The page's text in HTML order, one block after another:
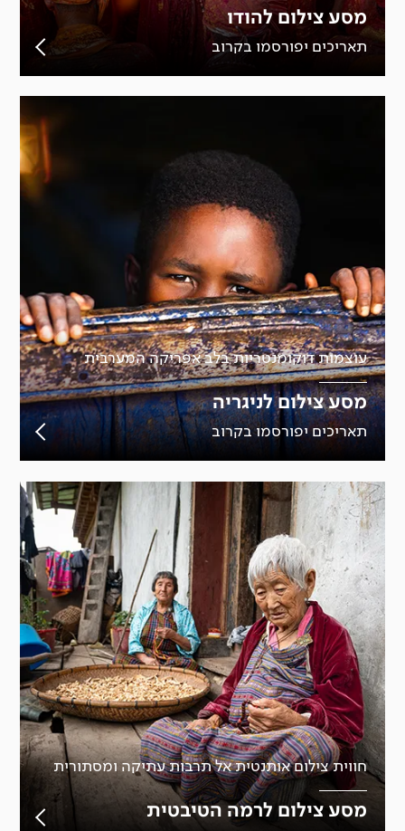
מסע צילום להודו
תאריכים יפורסמו בקרוב
עוצמות דוקומנטריות בלב אפריקה המערבית
מסע צילום לניגריה
תאריכים יפורסמו בקרוב
חווית צילום אותנטית אל תרבות עתיקה ומסתורית
מסע צילום לרמה הטיבטית